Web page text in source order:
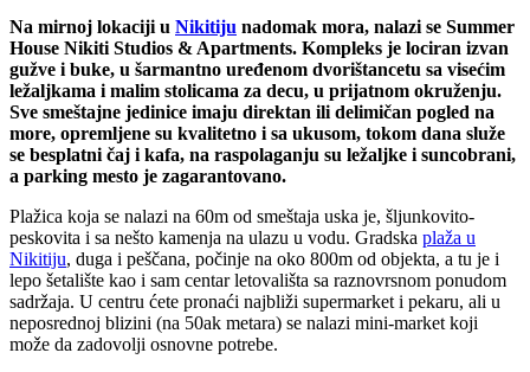
Na mirnoj lokaciji u Nikitiju nadomak mora, nalazi se Summer
House Nikiti Studios & Apartments. Kompleks je lociran izvan
gužve i buke, u šarmantno uređenom dvorištancetu sa visećim
ležaljkama i malim stolicama za decu, u prijatnom okruženju.
Sve smeštajne jedinice imaju direktan ili delimičan pogled na
more, opremljene su kvalitetno i sa ukusom, tokom dana služe
se besplatni čaj i kafa, na raspolaganju su ležaljke i suncobrani,
a parking mesto je zagarantovano.
Plažica koja se nalazi na 60m od smeštaja uska je, šljunkovito-
peskovita i sa nešto kamenja na ulazu u vodu. Gradska plaža u
Nikitiju, duga i peščana, počinje na oko 800m od objekta, a tu je i
lepo šetalište kao i sam centar letovališta sa raznovrsnom ponudom
sadržaja. U centru ćete pronaći najbliži supermarket i pekaru, ali u
neposrednoj blizini (na 50ak metara) se nalazi mini-market koji
može da zadovolji osnovne potrebe.